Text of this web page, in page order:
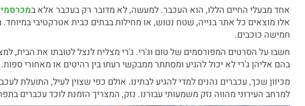
אחד מבעלי החיים הללו, הוא העכבר. למעשה, לא מדובר רק בעכבר אלא ב
אלו מוצאים כל אתר בנייה, שטח נטוש, או מחילות בבתים כבית אטרקטיבי
חמישה כוכבים.
חשבו על הסרטים המפורסמים של טום וג'רי. ג'רי מצליח לנצל לטובתו את הבית,
בהם אליהן ג'רי לא יכול להגיע ומסתתר ממבקשי רעתו בין רהיטים או מאחורי ספות.
מכיוון שכך, עכברים נהנים למדי להגיע לבתינו. אולם כפי שצוין לעיל, התועלת
למרחב העירוני מהווה נזק משמעותי עבורנו. נזק, המצריך הזמנת לוכד עכברים